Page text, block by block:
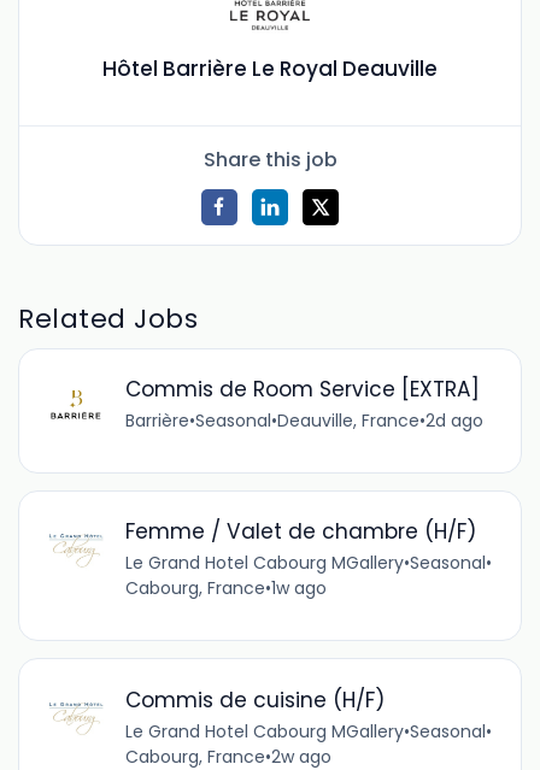
Hôtel Barrière Le Royal Deauville
Share this job
Related Jobs
Commis de Room Service [EXTRA]
Barrière•Seasonal•Deauville, France•2d ago
Femme / Valet de chambre (H/F)
Le Grand Hotel Cabourg MGallery•Seasonal•
Cabourg, France•1w ago
Commis de cuisine (H/F)
Le Grand Hotel Cabourg MGallery•Seasonal•
Cabourg, France•2w ago